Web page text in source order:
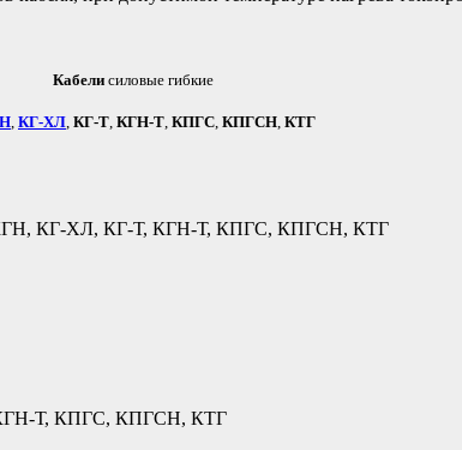
Кабели силовые гибкие
КГ-ХЛ КГ-Т КГН-Т КПГС КПГСН КТГ
Т, КПГС, КПГСН, КТГ